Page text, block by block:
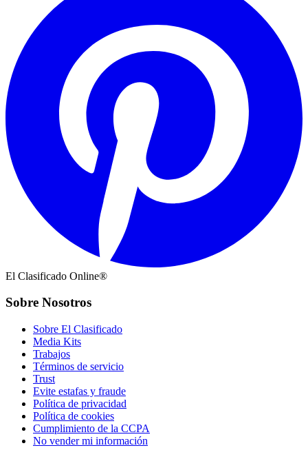
El Clasificado Online®
Sobre Nosotros
Sobre El Clasificado
Media Kits
Trabajos
Términos de servicio
Trust
Evite estafas y fraude
Política de privacidad
Política de cookies
Cumplimiento de la CCPA
No vender mi información